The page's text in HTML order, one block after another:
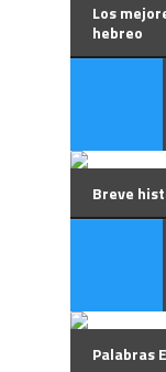
Los
hebreo
Breve
Palabras